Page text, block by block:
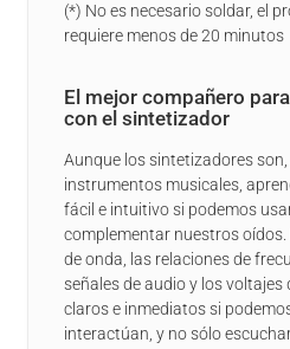
(*) No es necesario soldar, el
requiere menos de 20 minutos
El mejor compañero
con el sintetizador
Aunque los sintetizadores son,
instrumentos musicales,
fácil e intuitivo si podemos
complementar nuestros
de onda, las relaciones de
señales de audio y los voltajes
claros e inmediatos si
interactúan, y no sólo